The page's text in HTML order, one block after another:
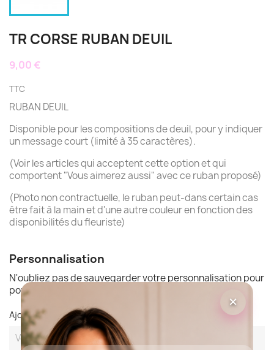
TR CORSE RUBAN DEUIL
9,00 €
TTC
RUBAN DEUIL
Disponible pour les compositions de deuil, pour y indiquer
un message court (limité à 35 caractères).
(Voir les articles qui acceptent cette option et qui
comportent "Vous aimerez aussi" avec ce ruban proposé)
(Photo non contractuelle, le ruban peut-dans certain cas
être fait à la main et d'une autre couleur en fonction des
disponibilités du fleuriste)
Personnalisation
N'oubliez pas de sauvegarder votre personnalisation pour
pouvoir ajouter au panier
Ajoutez ici votre texte "Ruban" (Maximum 35 Caractères)
×